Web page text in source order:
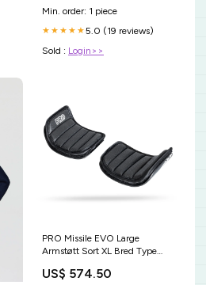
Min. order: 1 piece
★★★★★5.0 (19 reviews)
Sold : Login>>
PRO Missile EVO Large
Armstøtt Sort XL Bred Type
(Frontend)/Mærker/Cykler/Nishiki
US$ 574.50